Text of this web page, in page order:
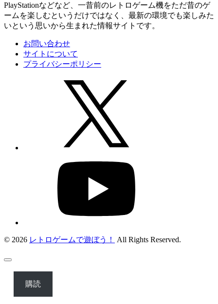
PlayStationなどなど、一昔前のレトロゲーム機をただ昔のゲ
ームを楽しむというだけではなく、最新の環境でも楽しみた
いという思いから生まれた情報サイトです。
お問い合わせ
サイトについて
プライバシーポリシー
© 2026 レトロゲームで遊ぼう！ All Rights Reserved.
購読